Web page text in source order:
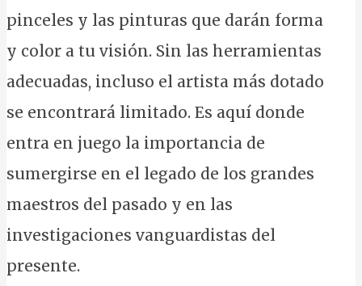
pinceles y las pinturas que darán forma
y color a tu visión. Sin las herramientas
adecuadas, incluso el artista más dotado
se encontrará limitado. Es aquí donde
entra en juego la importancia de
sumergirse en el legado de los grandes
maestros del pasado y en las
investigaciones vanguardistas del
presente.